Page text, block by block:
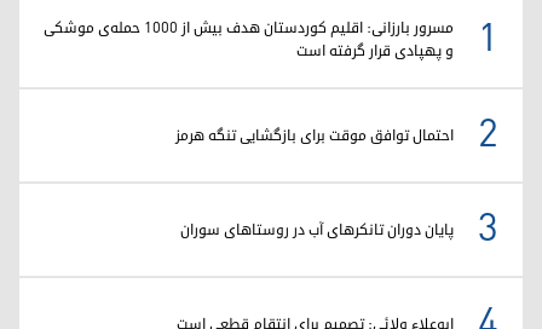
1 مسرور بارزانی: اقلیم کوردستان هدف بیش از ۱۰۰۰ حمله‌ی موشکی
و پهپادی قرار گرفته است
2 احتمال توافق موقت برای بازگشایی تنگه هرمز
3 پایان دوران تانکرهای آب در روستاهای سوران